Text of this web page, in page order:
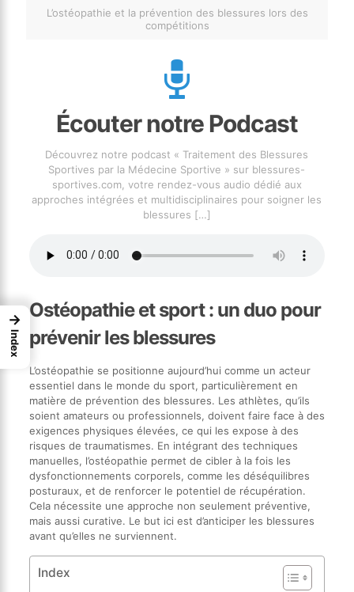
L’ostéopathie et la prévention des blessures lors des
compétitions
Écouter notre Podcast
Découvrez notre podcast « Traitement des Blessures
Sportives par la Médecine Sportive » sur blessures-
sportives.com, votre rendez-vous audio dédié aux
approches intégrées et multidisciplinaires pour soigner les
blessures […]
Ostéopathie et sport : un duo pour
prévenir les blessures
L’ostéopathie se positionne aujourd’hui comme un acteur
essentiel dans le monde du sport, particulièrement en
matière de prévention des blessures. Les athlètes, qu’ils
soient amateurs ou professionnels, doivent faire face à des
exigences physiques élevées, ce qui les expose à des
risques de traumatismes. En intégrant des techniques
manuelles, l’ostéopathie permet de cibler à la fois les
dysfonctionnements corporels, comme les déséquilibres
posturaux, et de renforcer le potentiel de récupération.
Cela nécessite une approche non seulement préventive,
mais aussi curative. Le but ici est d’anticiper les blessures
avant qu’elles ne surviennent.
Index
→
Index